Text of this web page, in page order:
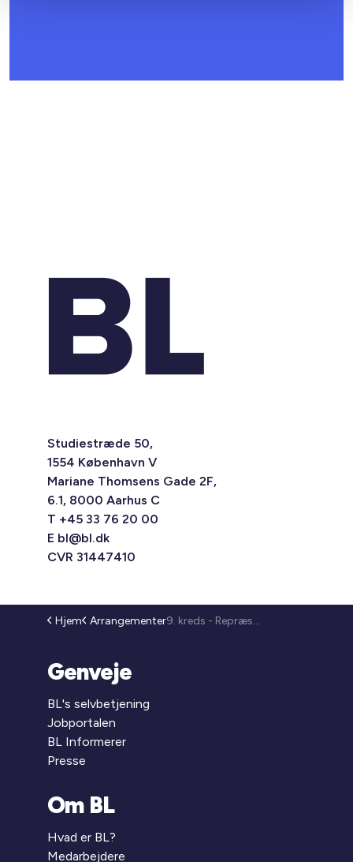
Studiestræde 50,
1554 København V
Mariane Thomsens Gade 2F,
6.1, 8000 Aarhus C
T +45 33 76 20 00
E bl@bl.dk
CVR 31447410
Hjem Arrangementer 9. kreds - Repræsentantmøde (25-214)
Genveje
BL's selvbetjening
Jobportalen
BL Informerer
Presse
Om BL
Hvad er BL?
Medarbejdere